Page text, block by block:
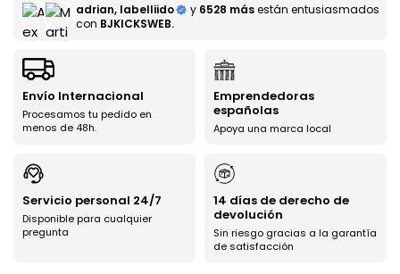
adrian, labelliido y 6528 másestán entusiasmados
con BJKICKSWEB.
Envío Internacional
Procesamos tu pedido en
menos de 48h.
Emprendedoras
españolas
Apoya una marca local
Servicio personal 24/7
Disponible para cualquier
pregunta
14 días de derecho de
devolución
Sin riesgo gracias a la garantía
de satisfacción